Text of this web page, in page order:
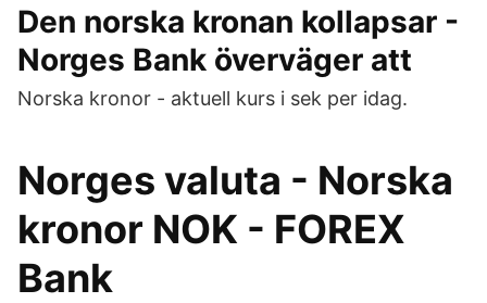
Den norska kronan kollapsar -
Norges Bank överväger att
Norska kronor - aktuell kurs i sek per idag.
Norges valuta - Norska
kronor NOK - FOREX
Bank